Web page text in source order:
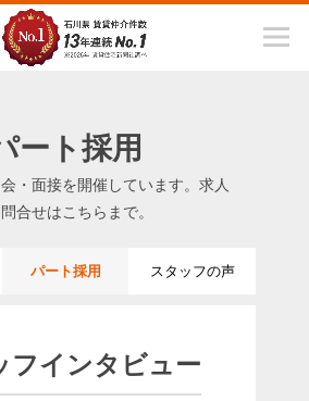
ート採用
・面接を開催しています。 求人
合せはこちらまで。
パート採用 スタッフの声
フインタビュー